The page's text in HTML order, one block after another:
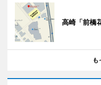
高崎「前橋
も